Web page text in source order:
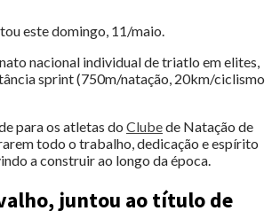
este domingo, 11/maio.
nacional individual de triatlo em elites,
sprint (750m/natação, 20km/ciclismo
para os atletas do Clubede Natação de
todo o trabalho, dedicação e espírito
a construir ao longo da época.
juntou ao título de